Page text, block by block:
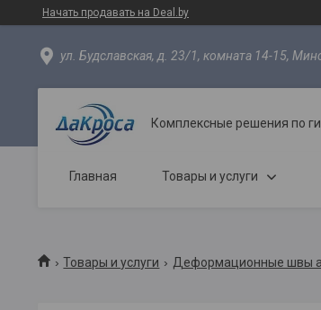
Начать продавать на Deal.by
ул. Будславская, д. 23/1, комната 14-15,
Комплексные решения по
Главная Товары и услуги
Товары и услуги Деформационные швы